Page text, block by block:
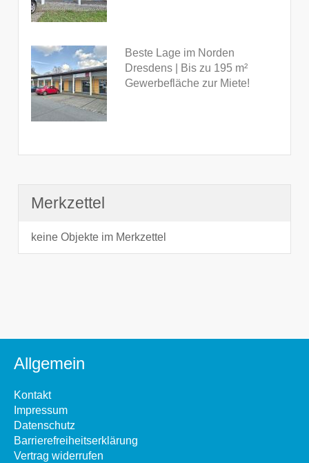
Beste Lage im Norden
Dresdens | Bis zu 195 m²
Gewerbefläche zur Miete!
Merkzettel
keine Objekte im Merkzettel
Allgemein
Kontakt
Impressum
Datenschutz
Barrierefreiheitserklärung
Vertrag widerrufen